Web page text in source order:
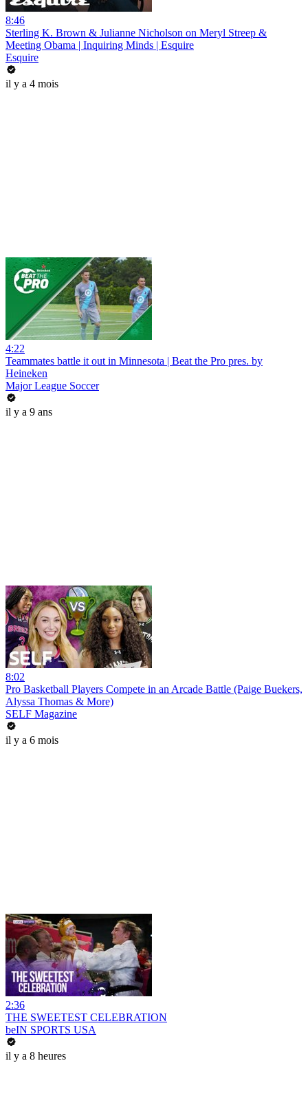
8:46
Sterling K. Brown & Julianne Nicholson on Meryl Streep &
Meeting Obama | Inquiring Minds | Esquire
Esquire
il y a 4 mois
4:22
Teammates battle it out in Minnesota | Beat the Pro pres. by
Heineken
Major League Soccer
il y a 9 ans
8:02
Pro Basketball Players Compete in an Arcade Battle (Paige Buekers,
Alyssa Thomas & More)
SELF Magazine
il y a 6 mois
2:36
THE SWEETEST CELEBRATION
beIN SPORTS USA
il y a 8 heures